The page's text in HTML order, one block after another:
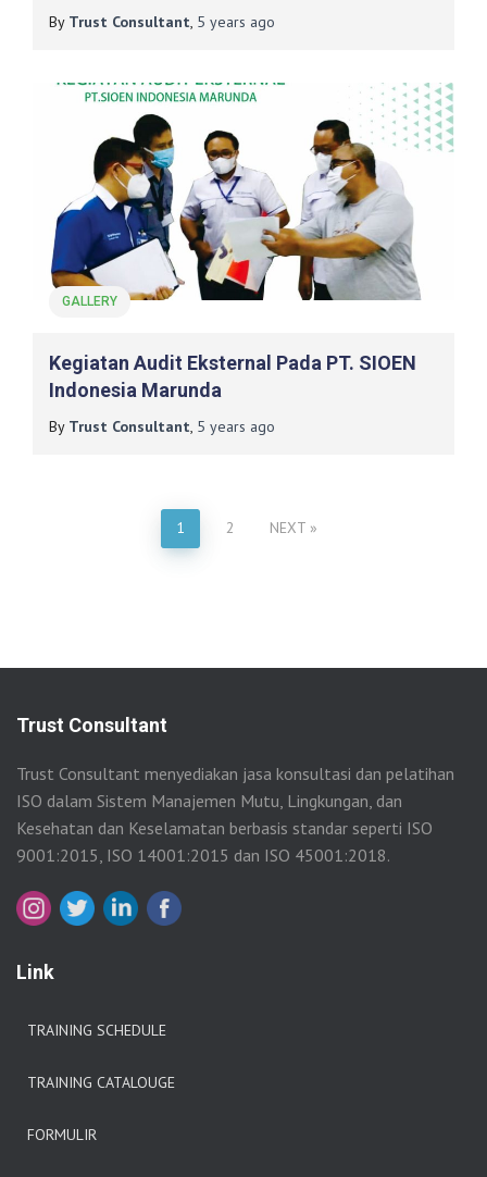
Desa, Daerah Tertinggal Dan Transmigrasi
By Trust Consultant, 5 years ago
GALLERY
Kegiatan Audit Eksternal Pada PT. SIOEN
Indonesia Marunda
By Trust Consultant, 5 years ago
1 2 NEXT
Trust Consultant
Trust Consultant menyediakan jasa konsultasi dan pelatihan
ISO dalam Sistem Manajemen Mutu, Lingkungan, dan
Kesehatan dan Keselamatan berbasis standar seperti ISO
9001:2015, ISO 14001:2015 dan ISO 45001:2018.
Link
TRAINING SCHEDULE
TRAINING CATALOUGE
FORMULIR